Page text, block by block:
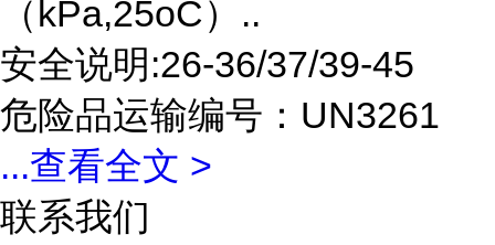
（kPa,25oC）..
安全说明:26-36/37/39-45
危险品运输编号：UN3261
...查看全文 >
联系我们